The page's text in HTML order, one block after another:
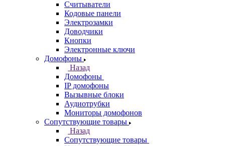
Считыватели
Кодовые панели
Электрозамки
Доводчики
Кнопки
Электронные ключи
Домофоны
Назад
Домофоны
IP домофоны
Вызывные блоки
Аудиотрубки
Мониторы домофонов
Сопутствующие товары
Назад
Сопутствующие товары